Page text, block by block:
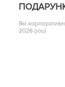
Які
2026 році